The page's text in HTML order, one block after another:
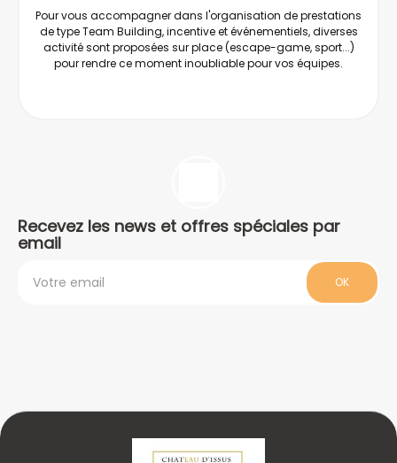
Pour vous accompagner dans l'organisation de prestations
de type Team Building, incentive et événementiels, diverses
activité sont proposées sur place (escape-game, sport...)
pour rendre ce moment inoubliable pour vos équipes.
Recevez les news et offres spéciales par
email
OK